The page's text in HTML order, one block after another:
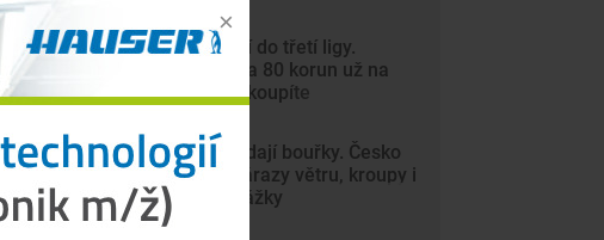
Dynamo míří do třetí ligy.
Vstupenky za 80 korun už na
internetu nekoupíte
Vedra vystřídají bouřky. Česko
zasáhnou nárazy větru, kroupy i
přívalové srážky